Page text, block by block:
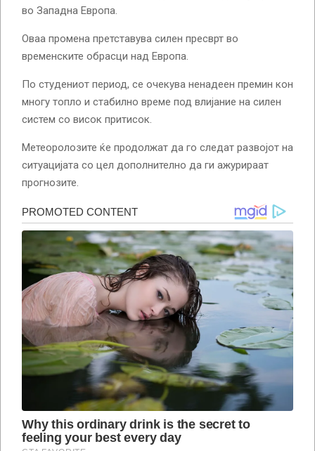
во Западна Европа.
Оваа промена претставува силен пресврт во
временските обрасци над Европа.
По студениот период, се очекува ненадеен премин кон
многу топло и стабилно време под влијание на силен
систем со висок притисок.
Метеоролозите ќе продолжат да го следат развојот на
ситуацијата со цел дополнително да ги ажурираат
прогнозите.